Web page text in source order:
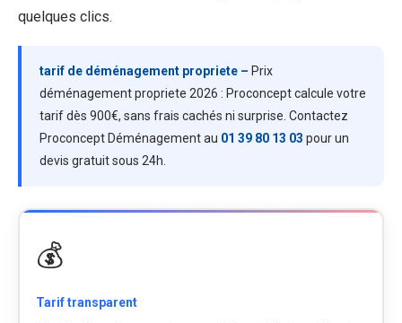
quelques clics.
tarif de déménagement propriete – Prix
déménagement propriete 2026 : Proconcept calcule votre
tarif dès 900€, sans frais cachés ni surprise. Contactez
Proconcept Déménagement au 01 39 80 13 03 pour un
devis gratuit sous 24h.
💰
Tarif transparent